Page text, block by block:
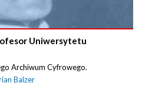
Uniwersytetu
Archiwum Cyfrowego.
Balzer